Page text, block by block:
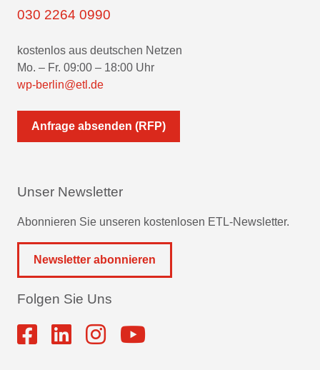
030 2264 0990
kostenlos aus deutschen Netzen
Mo. – Fr. 09:00 – 18:00 Uhr
wp-berlin@etl.de
Anfrage absenden (RFP)
Unser Newsletter
Abonnieren Sie unseren kostenlosen ETL-Newsletter.
Newsletter abonnieren
Folgen Sie Uns